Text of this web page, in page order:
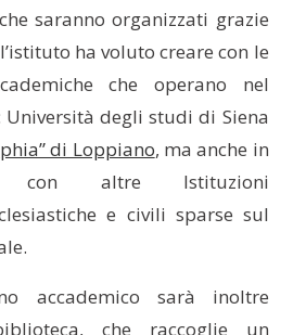
saranno organizzati grazie
ha voluto creare con le
che operano nel
degli studi di Siena
di Loppiano, ma anche in
con altre Istituzioni
e civili sparse sul
accademico sarà inoltre
che raccoglie un